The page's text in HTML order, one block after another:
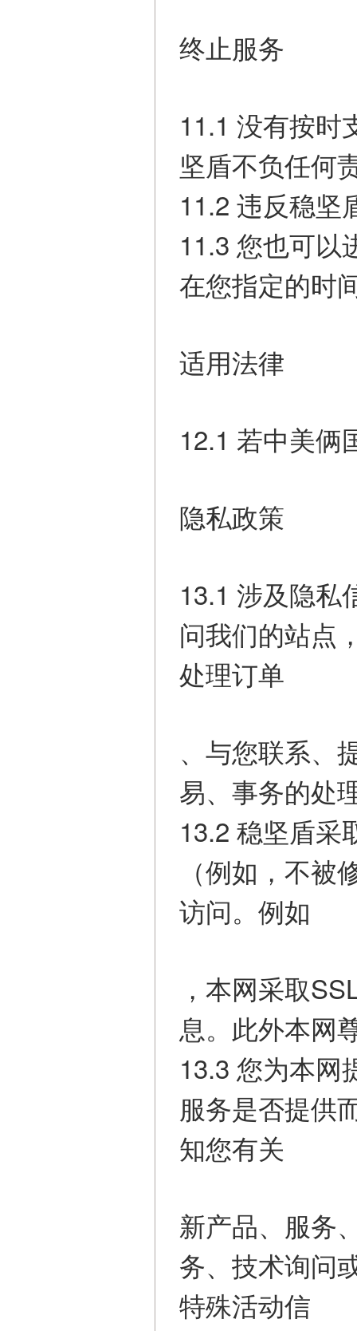
终止服务
11.1 没有按时
坚盾不负任何
11.2 违反稳
11.3 您也可以
在您指定的时
适用法律
12.1 若中美俩
隐私政策
13.1 涉及隐私
问我们的站点
处理订单
、与您联系、
易、事务的处
13.2 稳坚盾采
（例如，不
访问。例如
，本网采取
息。此外本网
13.3 您为本网
服务是否提供
知您有关
新产品、服务
务、技术询问
特殊活动信